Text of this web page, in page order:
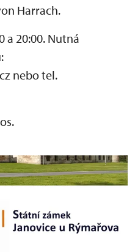
Harrach.
a 20:00. Nutná
nebo tel.